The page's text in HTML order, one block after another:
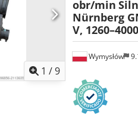
1 /9
Wymysłów
obr/min
Nürnberg
V,